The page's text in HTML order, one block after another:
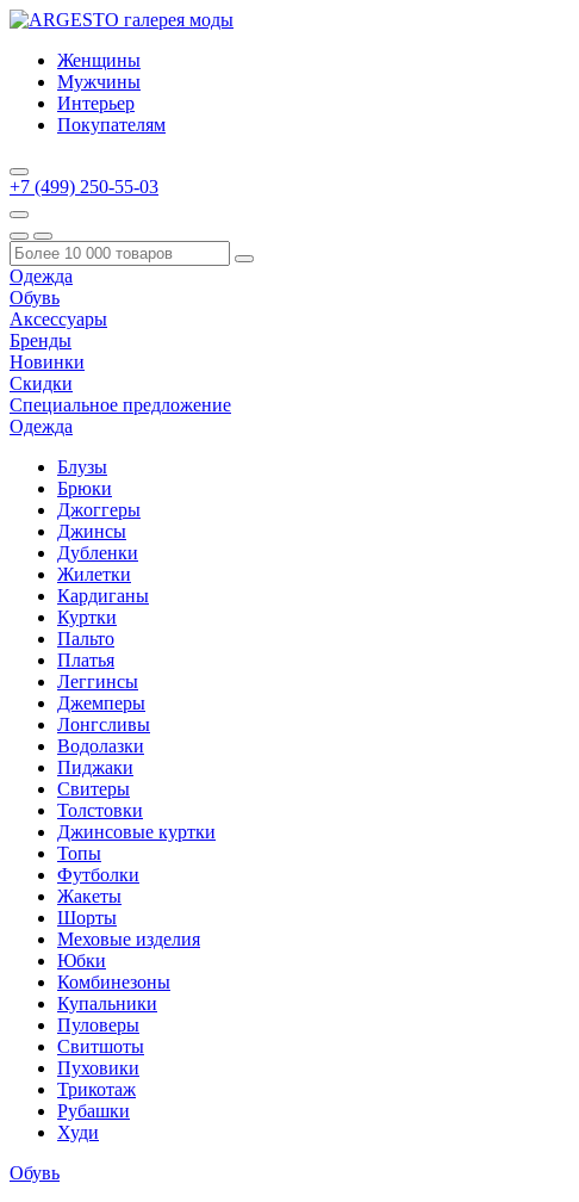
Женщины
Мужчины
Интерьер
Покупателям
+7 (499) 250-55-03
Одежда
Обувь
Аксессуары
Бренды
Новинки
Скидки
Специальное предложение
Одежда
Блузы
Брюки
Джоггеры
Джинсы
Дубленки
Жилетки
Кардиганы
Куртки
Пальто
Платья
Леггинсы
Джемперы
Лонгсливы
Водолазки
Пиджаки
Свитеры
Толстовки
Джинсовые куртки
Топы
Футболки
Жакеты
Шорты
Меховые изделия
Юбки
Комбинезоны
Купальники
Пуловеры
Свитшоты
Пуховики
Трикотаж
Рубашки
Худи
Обувь